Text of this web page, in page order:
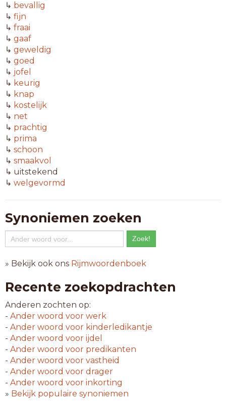
↳ bevallig
↳ fijn
↳ fraai
↳ gaaf
↳ geweldig
↳ goed
↳ jofel
↳ keurig
↳ knap
↳ kostelijk
↳ net
↳ prachtig
↳ prima
↳ schoon
↳ smaakvol
↳ uitstekend
↳ welgevormd
Synoniemen zoeken
» Bekijk ook ons Rijmwoordenboek
Recente zoekopdrachten
Anderen zochten op:
- Ander woord voor werk
- Ander woord voor kinderledikantje
- Ander woord voor ijdel
- Ander woord voor predikanten
- Ander woord voor vastheid
- Ander woord voor drager
- Ander woord voor inkorting
» Bekijk populaire synoniemen